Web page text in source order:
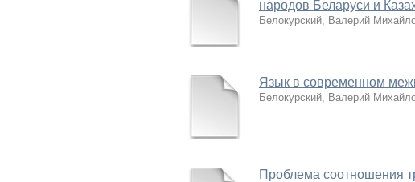
народов Беларуси и
Белокурский, Валерий
Язык в современном
Белокурский, Валерий
Проблема соотношения